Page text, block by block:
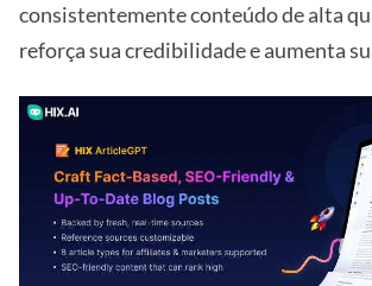
consistentemente conteúdo de alta
reforça sua credibilidade e aumenta